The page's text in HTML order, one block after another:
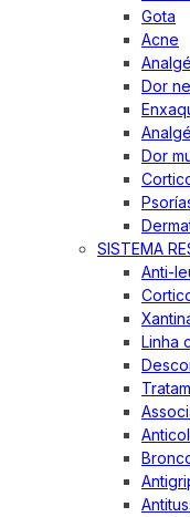
Gota
Acne
Dor
Dor
SISTEMA
Anti-
Linha